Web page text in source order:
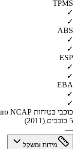
TPMS
✓
✓
ABS
✓
✓
ESP
✓
✓
EBA
✓
✓
כוכבי בטיחות Euro NCAP
5 כוכבים (2011)
—
מידות ומשקל